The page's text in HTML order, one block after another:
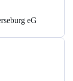
eG